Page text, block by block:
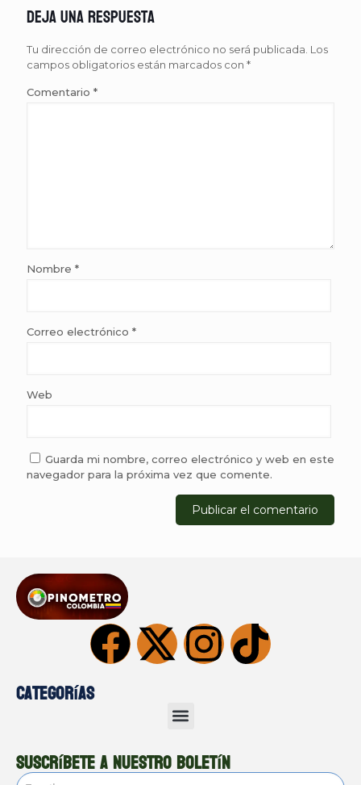
Deja una respuesta
Tu dirección de correo electrónico no será publicada. Los
campos obligatorios están marcados con *
Comentario *
Nombre *
Correo electrónico *
Web
Guarda mi nombre, correo electrónico y web en este
navegador para la próxima vez que comente.
Categorías
Suscríbete a nuestro boletín